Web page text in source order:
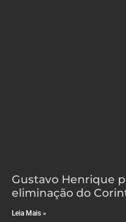
Gustavo Henrique
eliminação do
Leia Mais »